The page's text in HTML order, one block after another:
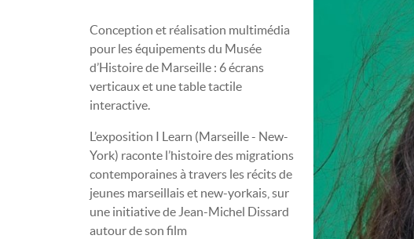
Conception et réalisation multimédia
pour les équipements du Musée
d’Histoire de Marseille : 6 écrans
verticaux et une table tactile
interactive.
L’exposition I Learn (Marseille - New-
York) raconte l’histoire des migrations
contemporaines à travers les récits de
jeunes marseillais et new-yorkais, sur
une initiative de Jean-Michel Dissard
autour de son film